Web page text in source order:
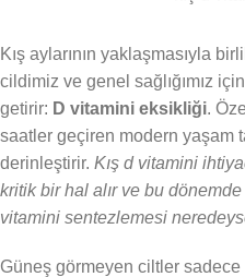
Kış aylarının yaklaşmasıyla
cildimiz ve genel sağlığımız
getirir: D vitamini eksikliği.
saatler geçiren modern yaşam
derinleştirir. Kış d vitamini
kritik bir hal alır ve bu
vitamini sentezlemesi
Güneş görmeyen ciltler